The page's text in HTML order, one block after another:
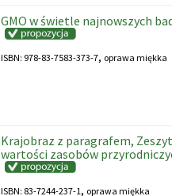
GMO w świetle najnowszych
ISBN: 978-83-7583-373-7, oprawa miękka
Krajobraz z paragrafem,
wartości zasobów
ISBN: 83-7244-237-1, oprawa miękka